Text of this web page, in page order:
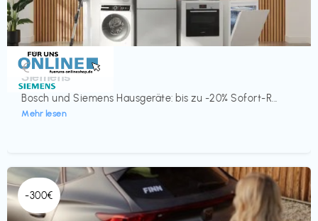
Küche & Haushalt
Siemens
Bosch und Siemens Hausgeräte: bis zu -20% Sofort-R...
Mehr lesen
€‎
-300€